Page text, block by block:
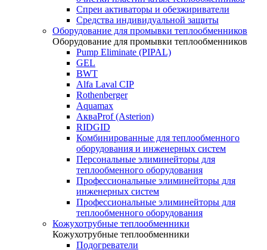
Спреи активаторы и обезжириватели
Средства индивидуальной защиты
Оборудование для промывки теплообменников
Оборудование для промывки теплообменников
Pump Eliminate (PIPAL)
GEL
BWT
Alfa Laval CIP
Rothenberger
Aquamax
АкваProf (Asterion)
RIDGID
Комбинированные для теплообменного
оборудования и инженерных систем
Персональные элиминейторы для
теплообменного оборудования
Профессиональные элиминейторы для
инженерных систем
Профессиональные элиминейторы для
теплообменного оборудования
Кожухотрубные теплообменники
Кожухотрубные теплообменники
Подогреватели